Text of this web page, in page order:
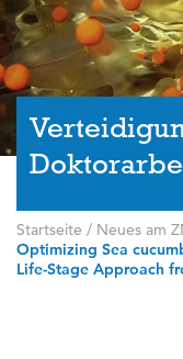
Startseite / Neues am
Optimizing Sea
Life-Stage Approach